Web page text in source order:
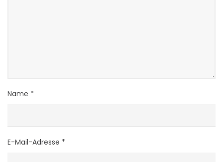
Name *
E-Mail-Adresse *